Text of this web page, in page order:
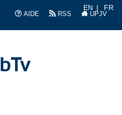
AIDE
RSS UPJV
EN FR